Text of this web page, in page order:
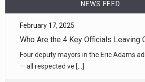
NEWS FEED
Who Are the 4 Key Officials Leaving
Four deputy mayors in the Eric Adams
— all respected ve [...]
February 18, 2025